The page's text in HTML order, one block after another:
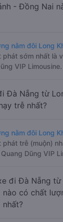
- Đồng Nai
nằm đôi Long
phát sớm nhất là
VIP Limousine.
Đà Nẵng từ
trễ nhất?
nằm đôi Long
phát trễ (muộn)
Dũng VIP
đi Đà Nẵng từ
nào có chất